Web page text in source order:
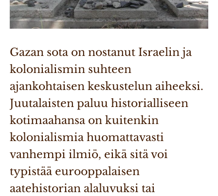
Gazan sota on nostanut Israelin ja
kolonialismin suhteen
ajankohtaisen keskustelun aiheeksi.
Juutalaisten paluu historialliseen
kotimaahansa on kuitenkin
kolonialismia huomattavasti
vanhempi ilmiö, eikä sitä voi
typistää eurooppalaisen
aatehistorian alaluvuksi tai